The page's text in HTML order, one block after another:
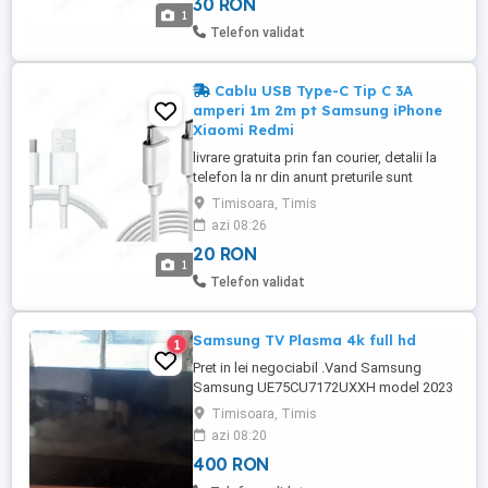
1
si cu o mufa USB Type-C Tip C cu
incarcare rapida (fast charge) 20 lei = 1
30 RON
Telefon validat
1
Cablu USB Type-C Tip C 3A
amperi 1m 2m pt Samsung iPhone
Xiaomi Redmi
livrare gratuita prin fan courier, detalii la
telefon la nr din anunt preturile sunt
negociabile la comenzile de peste 250 lei
mai multe modele disponibile toate
produsele sunt noi cablu cu o mufa USB
si cu o mufa USB Type-C Tip C cu
incarcare rapida (fast charge) 20 lei = 1
Timisoara, Timis
azi 08:26
20 RON
Telefon validat
1 Samsung TV Plasma 4k full hd
Pret in lei negociabil .Vand Samsung
Samsung UE75CU7172UXXH model 2023
, defect , probleme la display este spart
,,mai multe detali la telefon ,
Timisoara, Timis
azi 08:20
400 RON